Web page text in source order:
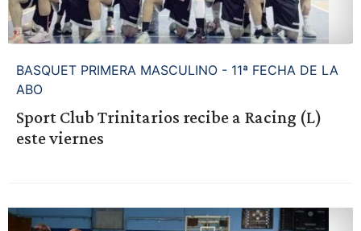
BASQUET PRIMERA MASCULINO - 11ª FECHA DE LA
ABO
Sport Club Trinitarios recibe a Racing (L)
este viernes